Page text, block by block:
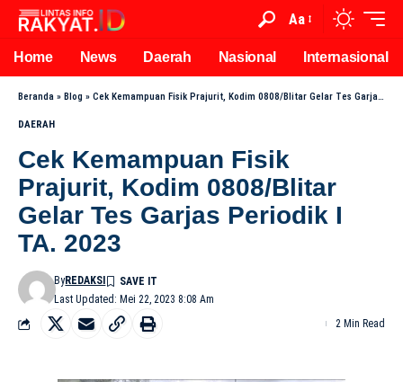
Aa
Home News Daerah Nasional Internasional
Beranda » Blog » Cek Kemampuan Fisik Prajurit, Kodim 0808/Blitar Gelar Tes Garjas Periodik I TA. 2023
DAERAH
Cek Kemampuan Fisik
Prajurit, Kodim 0808/Blitar
Gelar Tes Garjas Periodik I
TA. 2023
Last Updated: Mei 22, 2023 8:08 Am
ByREDAKSI
2 Min Read